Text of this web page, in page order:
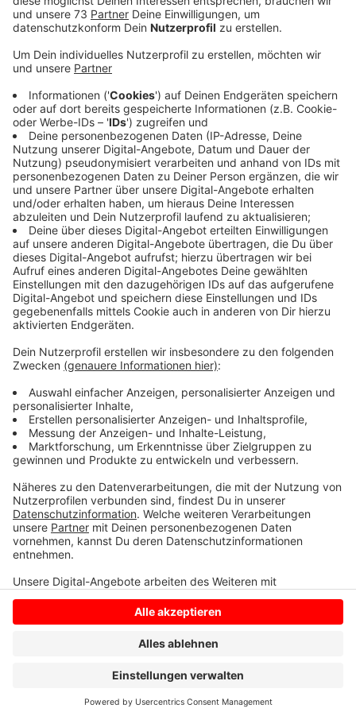
Anzeige
Millionenbetrag wird benötigt
Anzeige
Der Plan sieht vor, dass in der St. Sebastian-Schule
ehemalige Vereinsräume im Keller genutzt werden und
ein zusätzliches Obergeschoss dazukommt. Dort
sollen weitere Klassenräume geschaffen werden. Für
die Silvesterschule in Erle ist dagegen ein
zweigeschossiger Anbau geplant, unter anderem für
Mensa, Küche und Büro. Schule, Eltern und OGS
wurden in den vergangenen Monaten wegen des
Raumkonzepts mit ins Boot geholt. Die Gemeinde
Raesfeld schätzt für beide Grundschulen mit Kosten
in Höhe von mindestens 3 Millionen Euro. Sie muss sich
mit der Planung sputen, denn bis Ende des Jahres kann
sie dafür noch Fördergelder vom Land beantragen.
Anzeige
Anzeige